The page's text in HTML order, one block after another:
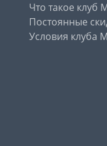
Что такое клуб
Постоянные
Условия клуба